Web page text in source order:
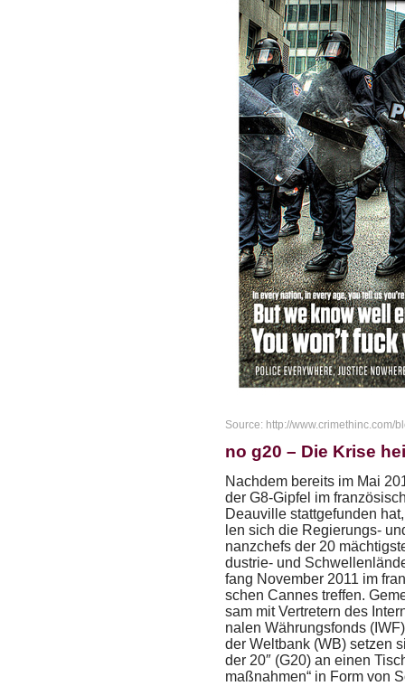
Source: http://www.crimethinc.com/
no g20 – Die Krise
Nach­dem be­reits im Mai
der G8-​Gip­fel im
De­au­vil­le statt­ge­fun­den
len sich die Re­gie­rungs-​
nanz­chefs der 20
dus­trie-​ und
fang No­vem­ber 2011 im
schen Can­nes tref­fen.
sam mit Ver­tre­tern des
na­len Wäh­rungs­fonds ( IWF
der Welt­bank (WB) set­zen
der 20″ (G20) an einen
maß­nah­men“ in Form von